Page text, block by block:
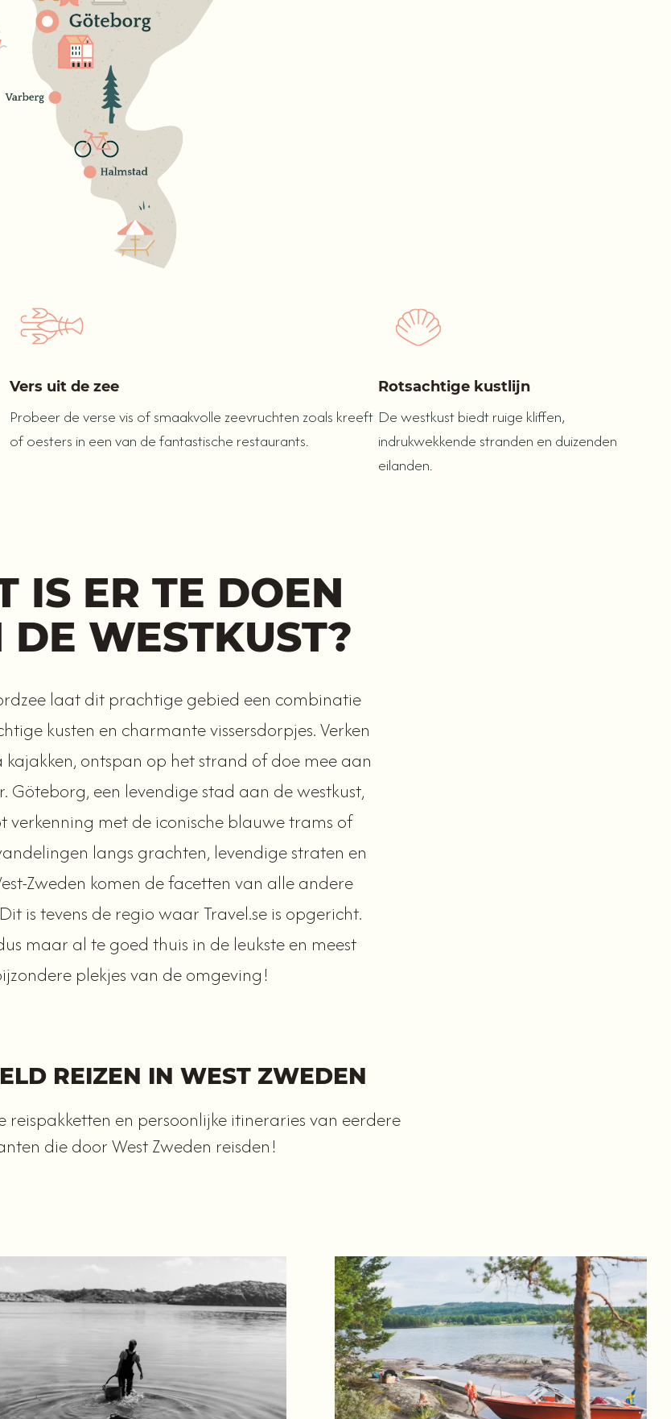
Vers uit de zee
Probeer de verse vis of smaakvolle zeevruchten zoals kreeft
of oesters in een van de fantastische restaurants.
Rotsachtige kustlijn
De westkust biedt ruige kliffen,
indrukwekkende stranden en duizenden
eilanden.
IS ER TE DOEN
WESTKUST?
laat dit prachtige gebied een combinatie
kusten en charmante vissersdorpjes. Verken
ontspan op het strand of doe mee aan
Göteborg, een levendige stad aan de westkust,
verkenning met de iconische blauwe trams of
langs grachten, levendige straten en
Zweden komen de facetten van alle andere
is tevens de regio waar Travel.se is opgericht.
maar al te goed thuis in de leukste en meest
plekjes van de omgeving!
REIZEN IN WEST ZWEDEN
reispakketten en persoonlijke itineraries van eerdere
die door West Zweden reisden!